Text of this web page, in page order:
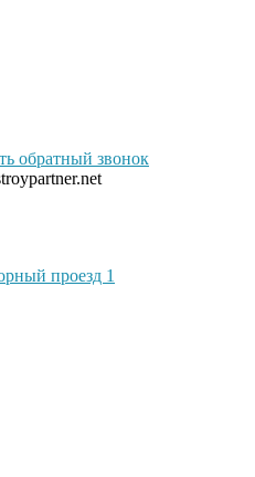
обратный звонок
проезд 1